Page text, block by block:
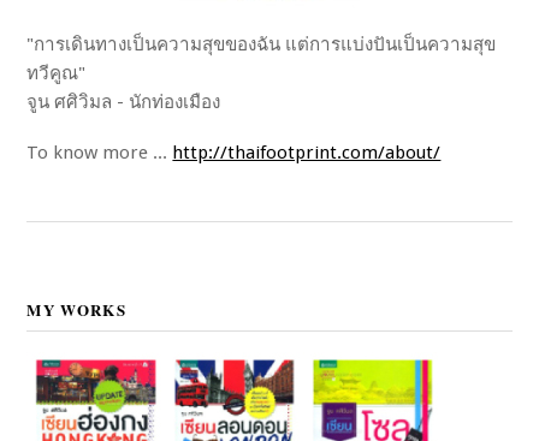
"การเดินทางเป็นความสุขของฉัน แต่การแบ่งปันเป็นความสุข
ทวีคูณ"
จูน ศศิวิมล - นักท่องเมือง
To know more ... http://thaifootprint.com/about/
MY WORKS